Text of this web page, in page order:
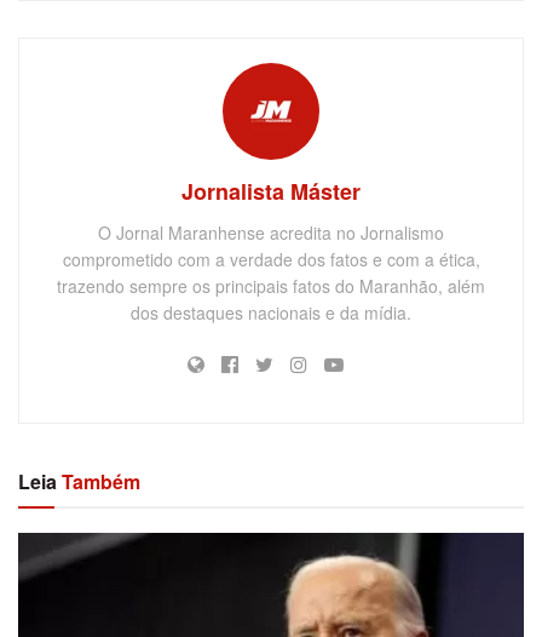
Jornalista Máster
O Jornal Maranhense acredita no Jornalismo
comprometido com a verdade dos fatos e com a ética,
trazendo sempre os principais fatos do Maranhão, além
dos destaques nacionais e da mídia.
LeiaTambém